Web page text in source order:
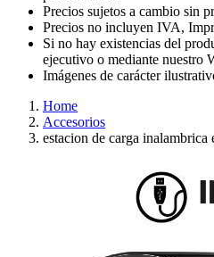
Precios sujetos a cambio sin
Precios no incluyen IVA,
Si no hay existencias del
ejecutivo o mediante nuestro
Imágenes de carácter
Home
Accesorios
estacion de carga inalambrica